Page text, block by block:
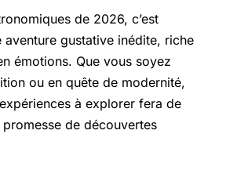
de 2026, c’est
aventure gustative inédite, riche
émotions. Que vous soyez
ou en quête de modernité,
à explorer fera de
de découvertes